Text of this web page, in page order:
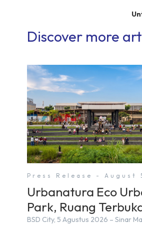
Discover more
Press Release - August
Urbanatura Eco
Park, Ruang
BSD City, 5 Agustus 2026 – Sinar